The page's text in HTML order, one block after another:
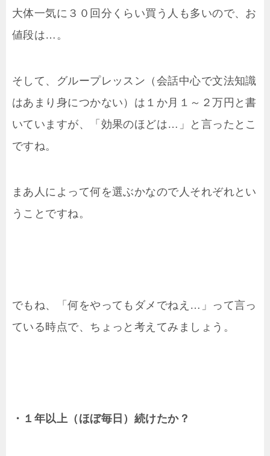
大体一気に３０回分くらい買う人も多いので、お
値段は…。
そして、グループレッスン（会話中心で文法知識
はあまり身につかない）は１か月１～２万円と書
いていますが、「効果のほどは…」と言ったとこ
ですね。
まあ人によって何を選ぶかなので人それぞれとい
うことですね。
でもね、「何をやってもダメでねえ…」って言っ
ている時点で、ちょっと考えてみましょう。
・１年以上（ほぼ毎日）続けたか？